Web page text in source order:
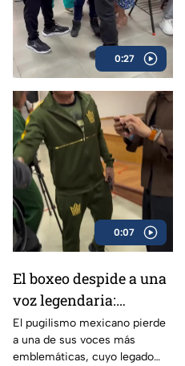
0:27
0:07
El boxeo despide a una
voz legendaria:
Eduardo Lamazón
El pugilismo mexicano pierde
a una de sus voces más
emblemáticas, cuyo legado